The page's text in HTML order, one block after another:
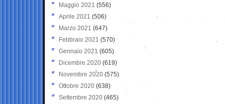
Maggio 2021 (556)
Aprile 2021 (506)
Marzo 2021 (647)
Febbraio 2021 (570)
Gennaio 2021 (605)
Dicembre 2020 (619)
Novembre 2020 (575)
Ottobre 2020 (638)
Settembre 2020(465)